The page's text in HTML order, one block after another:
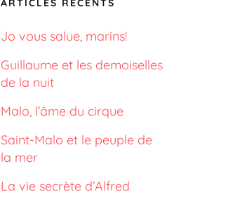
ARTICLES RÉCENTS
Jo vous salue, marins!
Guillaume et les demoiselles
de la nuit
Malo, l’âme du cirque
Saint-Malo et le peuple de
la mer
La vie secrète d’Alfred